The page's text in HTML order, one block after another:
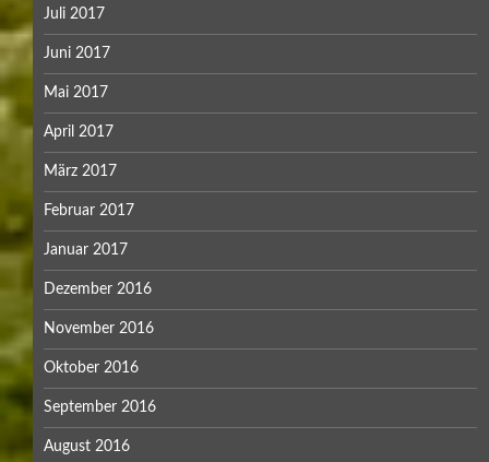
Juli 2017
Juni 2017
Mai 2017
April 2017
März 2017
Februar 2017
Januar 2017
Dezember 2016
November 2016
Oktober 2016
September 2016
August 2016